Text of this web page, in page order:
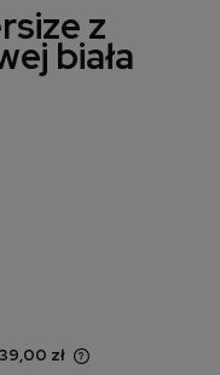
z
biała
płatności
zł